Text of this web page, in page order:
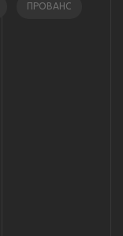
ПРОВАНС